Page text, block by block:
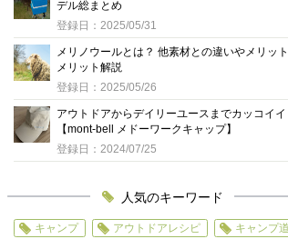
デル総まとめ
登録日：2025/05/31
メリノウールとは？ 他素材との違いやメリッ
メリット解説
登録日：2025/05/26
アウトドアからデイリーユースまでカッコイイ
【mont-bell メドーワークキャップ】
登録日：2024/07/25
人気のキーワード
キャンプ アウトドアレシピ キャンプ